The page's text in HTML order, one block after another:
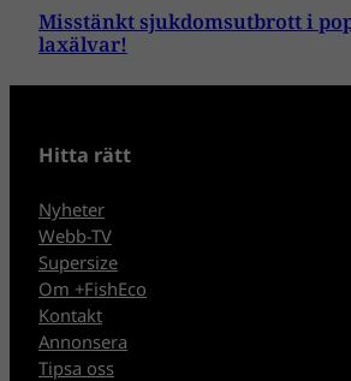
Misstänkt sjukdomsutbrott i
laxälvar!
Hitta rätt
Nyheter
Webb-TV
Supersize
Om +FishEco
Kontakt
Annonsera
Tipsa oss